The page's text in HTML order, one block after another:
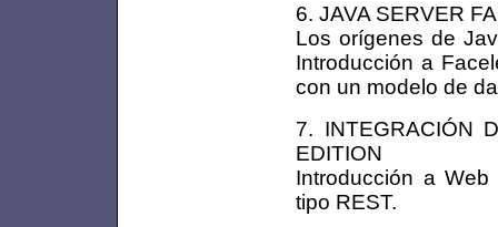
6. JAVA SERVER
Los orígenes de
Introducción a
con un modelo de
7. INTEGRACIÓN
EDITION
Introducción a
tipo REST.